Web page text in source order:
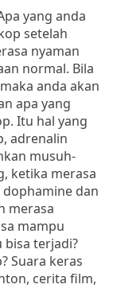
yang anda
setelah
nyaman
normal. Bila
anda akan
apa yang
Itu hal yang
adrenalin
musuh-
ketika merasa
dan
merasa
mampu
bisa terjadi?
Suara keras
cerita film,